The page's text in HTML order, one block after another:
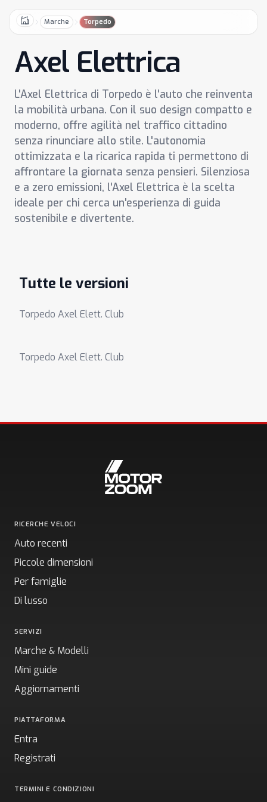
HomeMarche Torpedo
Axel Elettrica
L'Axel Elettrica di Torpedo è l'auto che reinventa
la mobilità urbana. Con il suo design compatto e
moderno, offre agilità nel traffico cittadino
senza rinunciare allo stile. L'autonomia
ottimizzata e la ricarica rapida ti permettono di
affrontare la giornata senza pensieri. Silenziosa
e a zero emissioni, l'Axel Elettrica è la scelta
ideale per chi cerca un'esperienza di guida
sostenibile e divertente.
Tutte le versioni
Torpedo Axel Elett. Club
Torpedo Axel Elett. Club
RICERCHE VELOCI
Auto recenti
Piccole dimensioni
Per famiglie
Di lusso
SERVIZI
Marche & Modelli
Mini guide
Aggiornamenti
PIATTAFORMA
Entra
Registrati
TERMINI E CONDIZIONI